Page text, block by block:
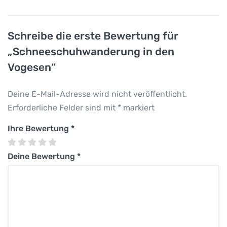
Schreibe die erste Bewertung für
„Schneeschuhwanderung in den
Vogesen“
Deine E-Mail-Adresse wird nicht veröffentlicht.
Erforderliche Felder sind mit * markiert
Ihre Bewertung *
Deine Bewertung *